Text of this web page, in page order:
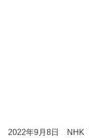
2022年9月8日 NHK